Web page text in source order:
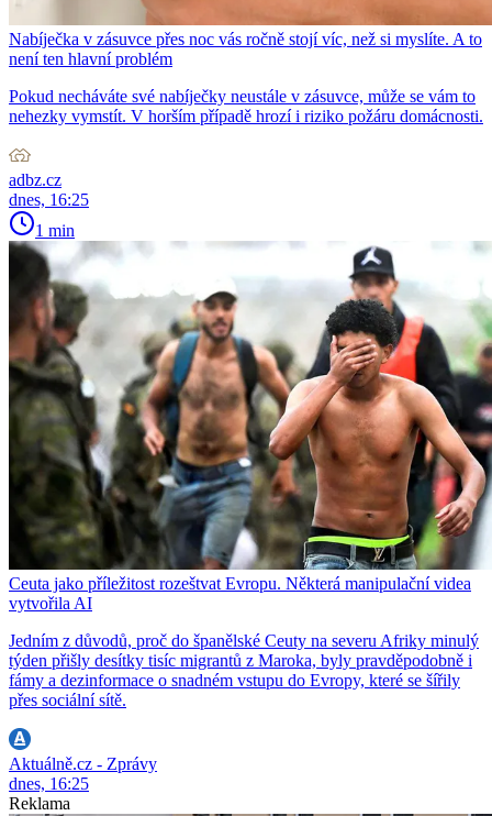
Nabíječka v zásuvce přes noc vás ročně stojí víc, než si myslíte. A to
není ten hlavní problém
Pokud necháváte své nabíječky neustále v zásuvce, může se vám to
nehezky vymstít. V horším případě hrozí i riziko požáru domácnosti.
adbz.cz
dnes, 16:25
1 min
Ceuta jako příležitost rozeštvat Evropu. Některá manipulační videa
vytvořila AI
Jedním z důvodů, proč do španělské Ceuty na severu Afriky minulý
týden přišly desítky tisíc migrantů z Maroka, byly pravděpodobně i
fámy a dezinformace o snadném vstupu do Evropy, které se šířily
přes sociální sítě.
Aktuálně.cz - Zprávy
dnes, 16:25
Reklama